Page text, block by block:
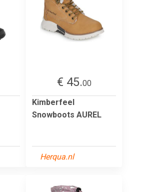
€ 45.00
Kimberfeel
Snowboots AUREL
Herqua.nl